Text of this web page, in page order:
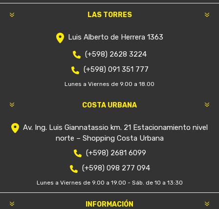
LAS TORRES
Luis Alberto de Herrera 1363
(+598) 2628 3224
(+598) 091 351 777
Lunes a Viernes de 9.00 a 18.00
COSTA URBANA
Av. Ing. Luis Giannatassio km. 21 Estacionamiento nivel
norte – Shopping Costa Urbana
(+598) 2681 6099
(+598) 098 277 094
Lunes a Viernes de 9.00 a 19.00 - Sáb. de 10 a 13:30
INFORMACIÓN